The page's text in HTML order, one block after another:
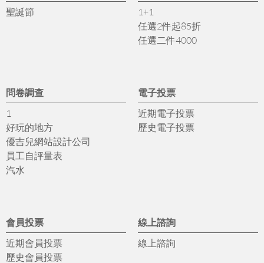
聖誕節
1+1
任選2件起85折
任選二件4000
問卷調查
1
好玩的地方
優吉兒網站設計公司
員工自評量表
汽水
電子投票
近期電子投票
歷史電子投票
會員投票
近期會員投票
歷史會員投票
線上諮詢
線上諮詢